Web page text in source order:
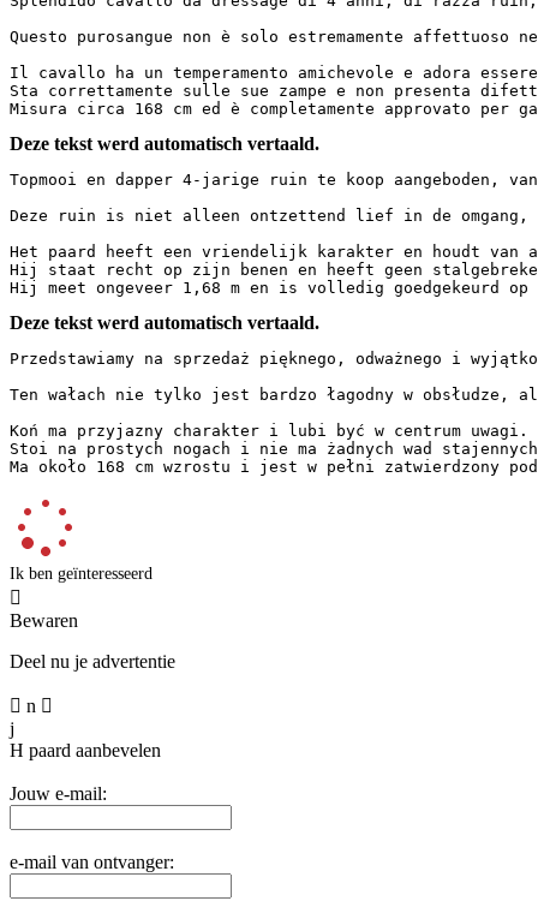
Questo purosangue non è solo estremamente
Il cavallo ha un temperamento amichevole e adora
Sta correttamente sulle sue zampe e non presenta
Misura circa 168 cm ed è completamente approvato per
Deze tekst werd automatisch vertaald.
Topmooi en dapper 4-jarige ruin te koop aangeboden,
Deze ruin is niet alleen ontzettend lief in de
Het paard heeft een vriendelijk karakter en houdt
Hij staat recht op zijn benen en heeft geen
Hij meet ongeveer 1,68 m en is volledig goedgekeurd
Deze tekst werd automatisch vertaald.
Przedstawiamy na sprzedaż pięknego, odważnego i
Ten wałach nie tylko jest bardzo łagodny w obsłudze,
Koń ma przyjazny charakter i lubi być w centrum uwagi.
Stoi na prostych nogach i nie ma żadnych wad
Ma około 168 cm wzrostu i jest w pełni zatwierdzony
Ik ben geïnteresseerd

Bewaren
Deel nu je advertentie
 n 
j
H paard aanbevelen
Jouw e-mail:
e-mail van ontvanger: